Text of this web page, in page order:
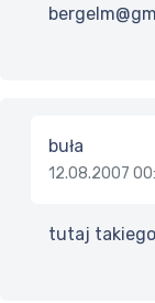
buła
12.08.2007
tutaj